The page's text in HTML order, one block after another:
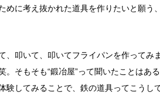
に考え抜かれた道具を作りたいと願う、
、叩いて、叩いてフライパンを作ってみま
そもそも“鍛冶屋”って聞いたことはある
験してみることで、鉄の道具ってこうし